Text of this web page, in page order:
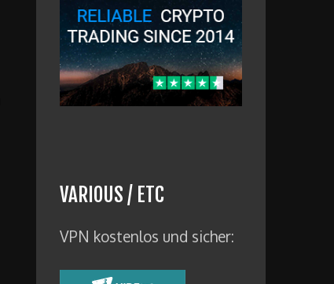
VARIOUS / ETC
VPN kostenlos und sicher: